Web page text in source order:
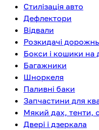
Стилізація авто
Дефлектори
Відвали
Розкидачі
Бокси і кошики на
Багажники
Шноркеля
Паливні баки
Запчастини для
Мякий дах, тенти,
Двері і дзеркала